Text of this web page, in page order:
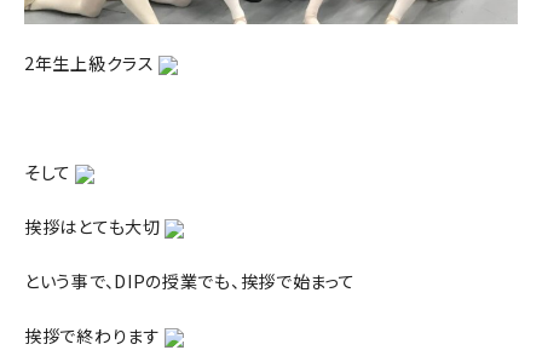
2年生上級クラス
そして
挨拶はとても大切
という事で、DIPの授業でも、挨拶で始まって
挨拶で終わります